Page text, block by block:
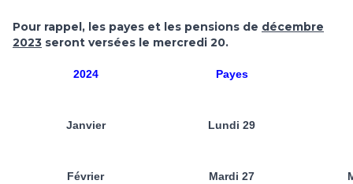
Pour rappel, les payes et les pensions de décembre
2023 seront versées le mercredi 20.
2024 Payes
Janvier Lundi 29
Février Mardi 27